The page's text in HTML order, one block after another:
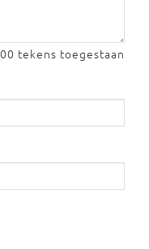
tekens toegestaan